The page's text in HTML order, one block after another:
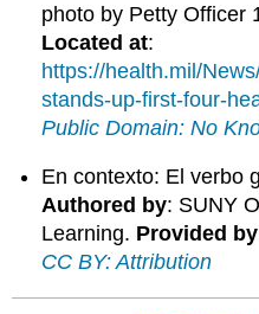
photo by Petty Officer
Located at:
https://health.mil/
stands-up-first-four-
Public Domain: No
En contexto: El verbo
Authored by: SUNY
Learning. Provided by
CC BY: Attribution